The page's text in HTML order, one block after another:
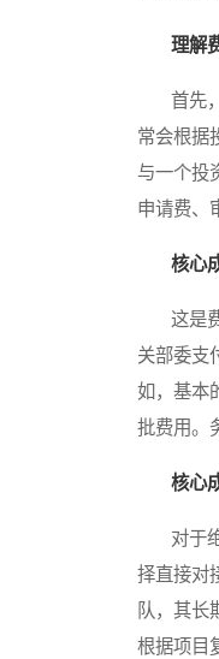
理解
首先，
常会根据
与一个投
申请费、
核心
这是费
关部委支
如，基本
批费用。
核心
对于绝
择直接对
队，其长
根据项目